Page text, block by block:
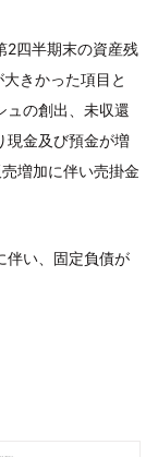
2四半期末の資産残
きかった項目と
ュの創出、未収還
現金及び預金が増
増加に伴い売掛金
伴い、固定負債が